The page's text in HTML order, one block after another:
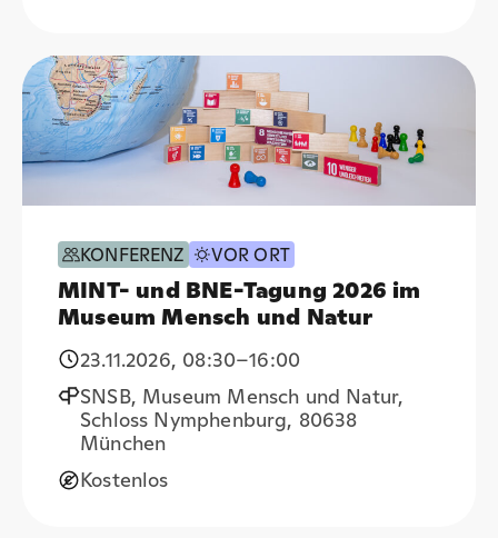
KONFERENZ VOR ORT
MINT- und BNE-Tagung 2026 im
Museum Mensch und Natur
23.11.2026, 08:30–16:00
SNSB, Museum Mensch und Natur,
Schloss Nymphenburg, 80638
München
Kostenlos